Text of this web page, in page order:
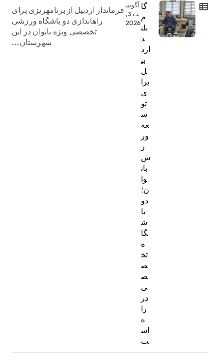
گا
م
بلن
د
ارد
بی
ل
برا
ی
تو
س
عه
ور
ز
ش
بان
وا
ن؛
دو
با
ش
گا
ه
تخ
ص
ص
ی
در
را
ه
اس
ت
آگوس
ت 3,
2026
فرماندار اردبیل از برنامهریزی برای
راهاندازی دو باشگاه ورزشی
تخصصی ویژه بانوان در این
شهرستان...